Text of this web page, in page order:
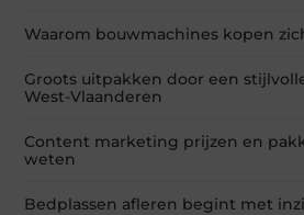
Waarom bouwmachines kopen
Groots uitpakken door een
West-Vlaanderen
Content marketing prijzen en
weten
Bedplassen afleren begint met